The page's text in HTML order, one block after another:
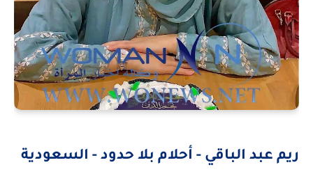
ريم عبد الباقي - أحلام بلا حدود - السعودية